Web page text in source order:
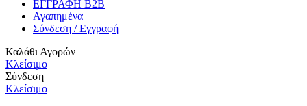
ΕΓΓΡΑΦΗ Β2Β
Αγαπημένα
Σύνδεση / Εγγραφή
Καλάθι Αγορών
Κλείσιμο
Σύνδεση
Κλείσιμο